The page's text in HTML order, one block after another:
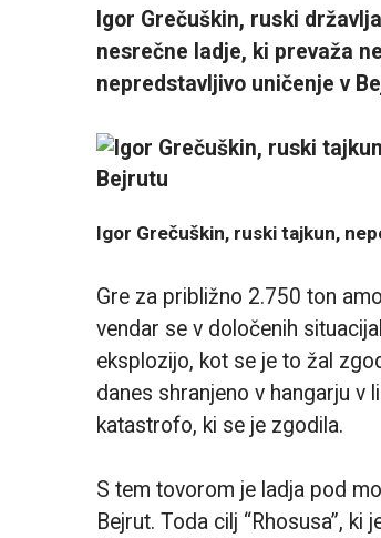
Igor Grečuškin, ruski
nesrečne ladje, ki prevaža
nepredstavljivo uničenje v
Igor Grečuškin, ruski tajkun,
Gre za približno 2.750 ton
vendar se v določenih
eksplozijo, kot se je to žal
danes shranjeno v hangarju v
katastrofo, ki se je zgodila.
S tem tovorom je ladja pod
Bejrut. Toda cilj “Rhosusa”,